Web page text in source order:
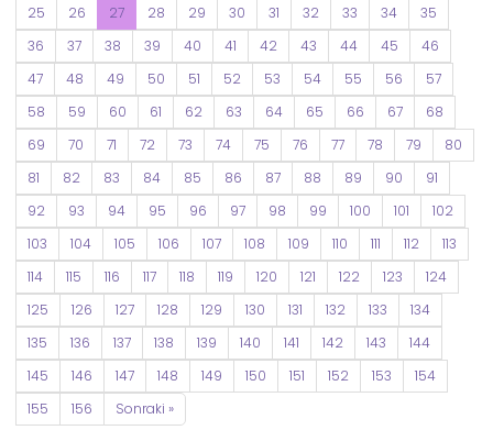
25
26 27 28 29 30 31 32 33 34
35
36
37 38 39 40 41 42 43 44 45
46
47
48 49 50 51 52 53 54 55 56
57
58
59 60 61 62 63 64 65 66 67
68
69
70 71 72 73 74 75 76 77 78 79
80
81
82 83 84 85 86 87 88 89 90
91
92
93 94 95 96 97 98 99 100 101
102
103
104 105 106 107 108 109 110 111 112
113
114
115 116 117 118 119 120 121 122 123
124
125
126 127 128 129 130 131 132 133
134
135
136 137 138 139 140 141 142 143
144
145
146 147 148 149 150 151 152 153
154
155
156 Sonraki »